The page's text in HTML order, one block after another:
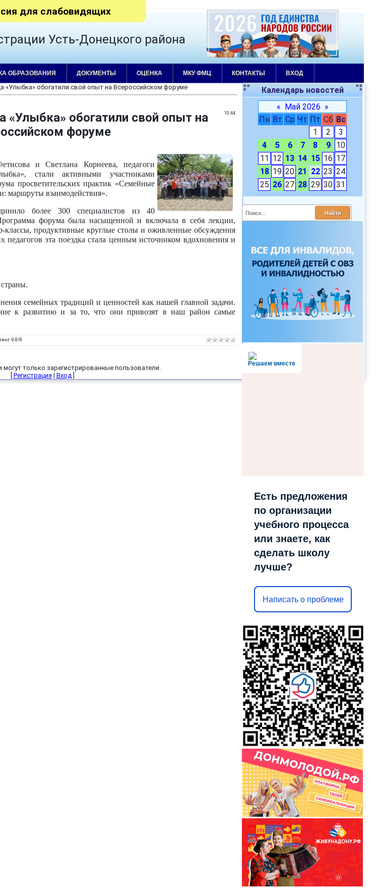
для слабовидящих
Усть-Донецкого района
ОБРАЗОВАНИЯ ДОКУМЕНТЫ ОЦЕНКА МКУ ФМЦ КОНТАКТЫ ВХОД
Календарь новостей
« Май 2026 »
Пн Вт Ср Чт Пт Сб Вс
1
2
3
4
5 6 7 8 9
10
11 12 13 14 15 16 17
18 19 20 21 22 23 24
25 26 27 28 29 30 31
Решаем вместе
Есть предложения
по организации
учебного процесса
или знаете, как
сделать школу
лучше?
Написать о проблеме
«Улыбка» обогатили свой опыт на Всероссийском форуме
10:44
«Улыбка» обогатили свой опыт на
форуме
и Светлана Корнеева, педагоги
стали активными участниками
просветительских практик «Семейные
маршруты взаимодействия».
более 300 специалистов из 40
форума была насыщенной и включала в себя лекции,
классы, продуктивные круглые столы и оживленные обсуждения
эта поездка стала ценным источником вдохновения и
семейных традиций и ценностей как нашей главной задачи.
к развитию и за то, что они привозят в наш район самые
:0.0/0
только зарегистрированные пользователи.
Регистрация | Вход]